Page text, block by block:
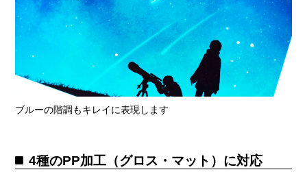
ブルーの階調もキレイに表現します
4種のPP加工（グロス・マット）に対応